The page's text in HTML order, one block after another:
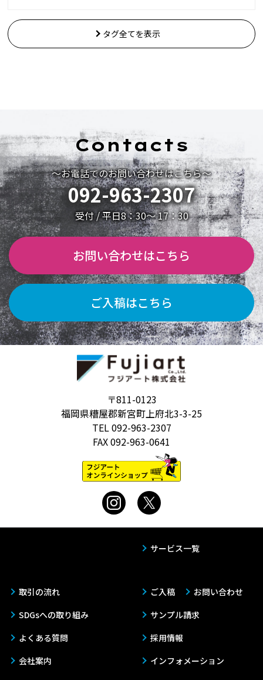
タグ全てを表示
Contacts
～お電話でのお問い合わせはこちら～
092-963-2307
受付 / 平日8：30～ 17：30
お問い合わせはこちら
ご入稿はこちら
〒811-0123
福岡県糟屋郡新宮町上府北3-3-25
TEL092-963-2307
FAX092-963-0641
サービス一覧
取引の流れ
SDGsへの取り組み
よくある質問
会社案内
ご入稿
お問い合わせ
サンプル請求
採用情報
インフォメーション